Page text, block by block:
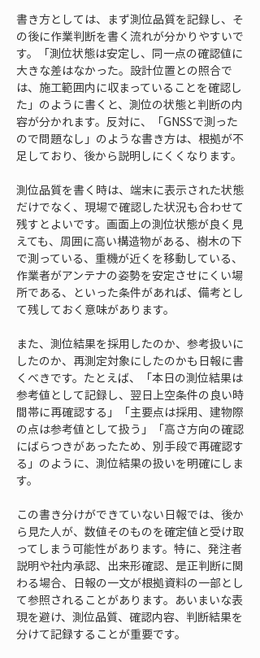
書き方としては、まず測位品質を記録し、そ
の後に作業判断を書く流れが分かりやすいで
す。「測位状態は安定し、同一点の確認値に
大きな差はなかった。設計位置との照合で
は、施工範囲内に収まっていることを確認し
た」のように書くと、測位の状態と判断の内
容が分かれます。反対に、「GNSSで測った
ので問題なし」のような書き方は、根拠が不
足しており、後から説明しにくくなります。
測位品質を書く時は、端末に表示された状態
だけでなく、現場で確認した状況も合わせて
残すとよいです。画面上の測位状態が良く見
えても、周囲に高い構造物がある、樹木の下
で測っている、重機が近くを移動している、
作業者がアンテナの姿勢を安定させにくい場
所である、といった条件があれば、備考とし
て残しておく意味があります。
また、測位結果を採用したのか、参考扱いに
したのか、再測定対象にしたのかも日報に書
くべきです。たとえば、「本日の測位結果は
参考値として記録し、翌日上空条件の良い時
間帯に再確認する」「主要点は採用、建物際
の点は参考値として扱う」「高さ方向の確認
にばらつきがあったため、別手段で再確認す
る」のように、測位結果の扱いを明確にしま
す。
この書き分けができていない日報では、後か
ら見た人が、数値そのものを確定値と受け取
ってしまう可能性があります。特に、発注者
説明や社内承認、出来形確認、是正判断に関
わる場合、日報の一文が根拠資料の一部とし
て参照されることがあります。あいまいな表
現を避け、測位品質、確認内容、判断結果を
分けて記録することが重要です。